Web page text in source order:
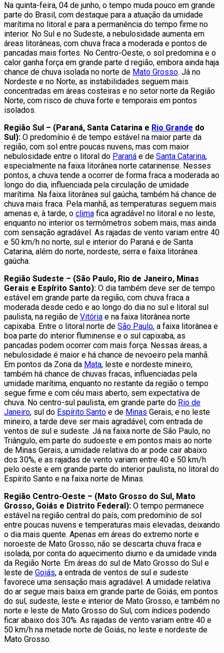
Na quinta-feira, 04 de junho, o tempo muda pouco em grande
parte do Brasil, com destaque para a atuação da umidade
marítima no litoral e para a permanência do tempo firme no
interior. No Sul e no Sudeste, a nebulosidade aumenta em
áreas litorâneas, com chuva fraca a moderada e pontos de
pancadas mais fortes. No Centro-Oeste, o sol predomina e o
calor ganha força em grande parte d região, embora ainda haja
chance de chuva isolada no norte de Mato Grosso. Já no
Nordeste e no Norte, as instabilidades seguem mais
concentradas em áreas costeiras e no setor norte da Região
Norte, com risco de chuva forte e temporais em pontos
isolados.
Região Sul – (Paraná, Santa Catarina e Rio Grande do
Sul): O predomínio é de tempo estável na maior parte da
região, com sol entre poucas nuvens, mas com maior
nebulosidade entre o litoral do Paraná e de Santa Catarina,
especialmente na faixa litorânea norte catarinense. Nesses
pontos, a chuva tende a ocorrer de forma fraca a moderada ao
longo do dia, influenciada pela circulação de umidade
marítima. Na faixa litorânea sul gaúcha, também há chance de
chuva mais fraca. Pela manhã, as temperaturas seguem mais
amenas e, à tarde, o clima fica agradável no litoral e no leste,
enquanto no interior os termômetros sobem mais, mas ainda
com sensação agradável. As rajadas de vento variam entre 40
e 50 km/h no norte, sul e interior do Paraná e de Santa
Catarina, além do norte, nordeste, serra e faixa litorânea
gaúcha.
Região Sudeste – (São Paulo, Rio de Janeiro, Minas
Gerais e Espírito Santo): O dia também deve ser de tempo
estável em grande parte da região, com chuva fraca a
moderada desde cedo e ao longo do dia no sul e litoral sul
paulista, na região de Vitória e na faixa litorânea norte
capixaba. Entre o litoral norte de São Paulo, a faixa litorânea e
boa parte do interior fluminense e o sul capixaba, as
pancadas podem ocorrer com mais força. Nessas áreas, a
nebulosidade é maior e há chance de nevoeiro pela manhã.
Em pontos da Zona da Mata, leste e nordeste mineiro,
também há chance de chuvas fracas, influenciadas pela
umidade marítima, enquanto no restante da região o tempo
segue firme e com céu mais aberto, sem expectativa de
chuva. No centro-sul paulista, em grande parte do Rio de
Janeiro, sul do Espírito Santo e de Minas Gerais, e no leste
mineiro, a tarde deve ser mais agradável, com entrada de
ventos de sul e sudeste. Já na faixa norte de São Paulo, no
Triângulo, em parte do sudoeste e em pontos mais ao norte
de Minas Gerais, a umidade relativa do ar pode cair abaixo
dos 30%, e as rajadas de vento variam entre 40 e 50 km/h
pelo oeste e em grande parte do interior paulista, no litoral do
Espírito Santo e na faixa norte de Minas.
Região Centro-Oeste – (Mato Grosso do Sul, Mato
Grosso, Goiás e Distrito Federal): O tempo permanece
estável na região central do país, com predomínio de sol
entre poucas nuvens e temperaturas mais elevadas, deixando
o dia mais quente. Apenas em áreas do extremo norte e
noroeste de Mato Grosso, não se descarta chuva fraca e
isolada, por conta do aquecimento diurno e da umidade vinda
da Região Norte. Em áreas do sul de Mato Grosso do Sul e
leste de Goiás, a entrada de ventos de sul e sudeste
favorece uma sensação mais agradável. A umidade relativa
do ar segue mais baixa em grande parte de Goiás, em pontos
do sul, sudeste, leste e interior de Mato Grosso, e também no
norte e leste de Mato Grosso do Sul, com índices podendo
ficar abaixo dos 30%. As rajadas de vento variam entre 40 e
50 km/h na metade norte de Goiás, no leste e nordeste de
Mato Grosso.